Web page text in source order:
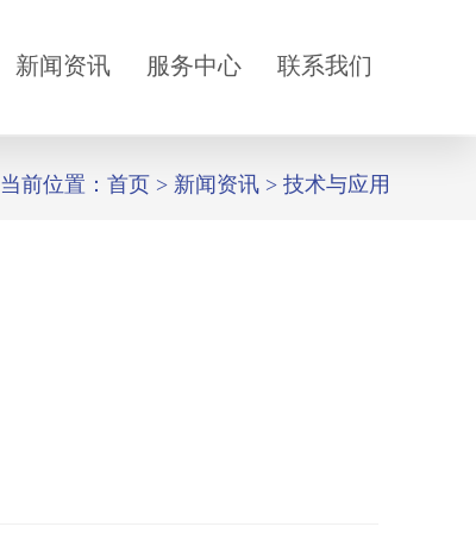
新闻资讯 服务中心 联系我们
当前位置： 首页 > 新闻资讯 > 技术与应用